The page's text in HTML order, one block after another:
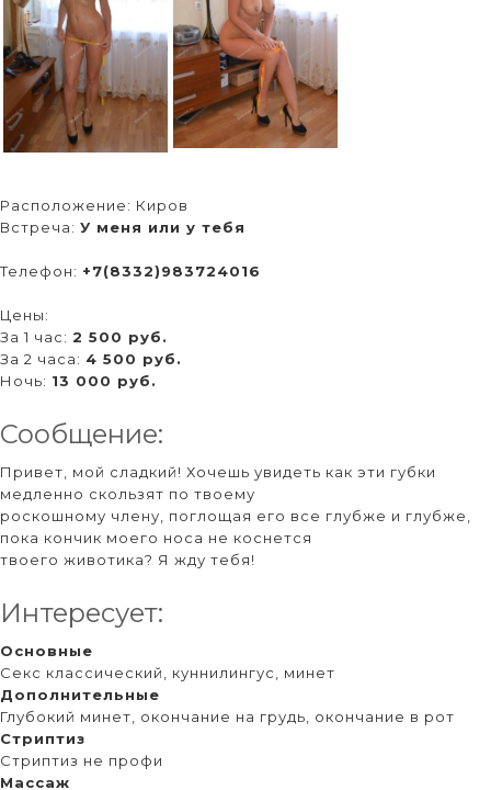
Расположение: Киров
Встреча: У меня или у тебя
Телефон: +7(8332)983724016
Цены:
За 1 час: 2 500 руб.
За 2 часа: 4 500 руб.
Ночь: 13 000 руб.
Сообщение:
Привет, мой сладкий! Хочешь увидеть как эти губки
медленно скользят по твоему
роскошному члену, поглощая его все глубже и глубже,
пока кончик моего носа не коснется
твоего животика? Я жду тебя!
Интересует:
Основные
Секс классический, куннилингус, минет
Дополнительные
Глубокий минет, окончание на грудь, окончание в рот
Стриптиз
Стриптиз не профи
Массаж